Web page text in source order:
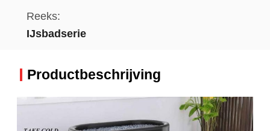
Reeks:
IJsbadserie
Productbeschrijving